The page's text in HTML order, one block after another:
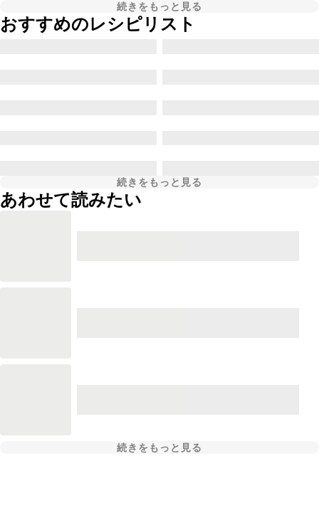
続きをもっと見る
おすすめのレシピリスト
続きをもっと見る
あわせて読みたい
続きをもっと見る